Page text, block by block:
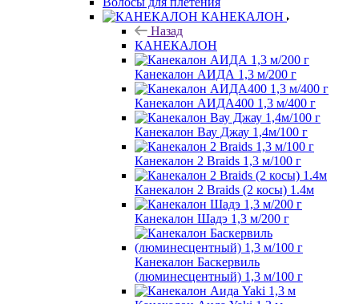
КАНЕКАЛОН
Назад
КАНЕКАЛОН
Канекалон АИДА 1,3 м/200 г
Канекалон АИДА400 1,3 м/400 г
Канекалон Вау Джау 1,4м/100 г
Канекалон 2 Braids 1,3 м/100 г
Канекалон 2 Braids (2 косы) 1.4м
Канекалон Шадэ 1,3 м/200 г
Канекалон Баскервиль
(люминесцентный) 1,3 м/100 г